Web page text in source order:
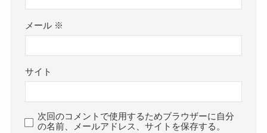
メール ※
サイト
次回のコメントで使用するためブラウザーに自分
の名前、メールアドレス、サイトを保存する。